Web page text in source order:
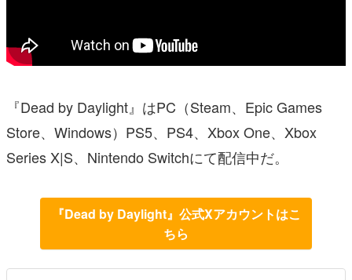
『Dead by Daylight』はPC（Steam、Epic Games
Store、Windows）PS5、PS4、Xbox One、Xbox
Series X|S、Nintendo Switchにて配信中だ。
『Dead by Daylight』公式Xアカウントはこ
ちら